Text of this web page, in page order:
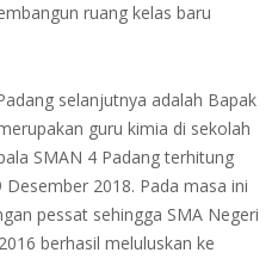
ruang kelas baru
selanjutnya adalah Bapak
guru kimia di sekolah
SMAN 4 Padang terhitung
Desember 2018. Pada masa ini
pessat sehingga SMA Negeri
berhasil meluluskan ke